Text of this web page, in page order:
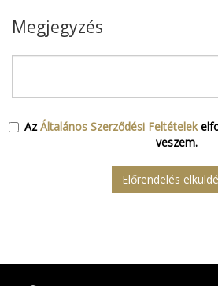
Megjegyzés
AzÁltalános Szerződési Feltételek
veszem.
Előrendelés